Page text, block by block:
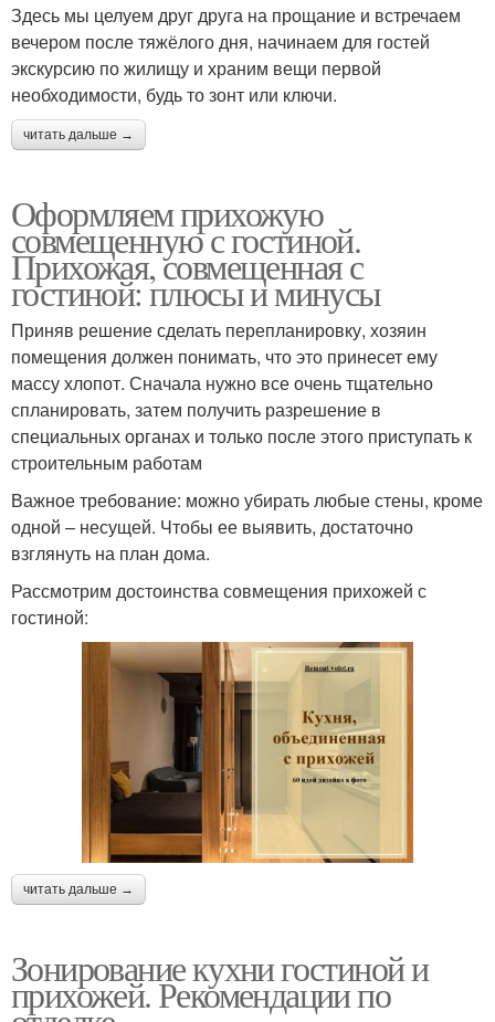
Здесь мы целуем друг друга на прощание и встречаем
вечером после тяжёлого дня, начинаем для гостей
экскурсию по жилищу и храним вещи первой
необходимости, будь то зонт или ключи.
читать дальше →
Оформляем прихожую
совмещенную с гостиной.
Прихожая, совмещенная с
гостиной: плюсы и минусы
Приняв решение сделать перепланировку, хозяин
помещения должен понимать, что это принесет ему
массу хлопот. Сначала нужно все очень тщательно
спланировать, затем получить разрешение в
специальных органах и только после этого приступать к
строительным работам
Важное требование: можно убирать любые стены, кроме
одной – несущей. Чтобы ее выявить, достаточно
взглянуть на план дома.
Рассмотрим достоинства совмещения прихожей с
гостиной:
читать дальше →
Зонирование кухни гостиной и
прихожей. Рекомендации по